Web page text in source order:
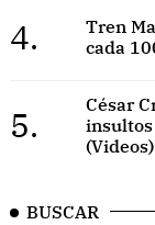
4.
Tren
cada
5.
César
BUSCAR